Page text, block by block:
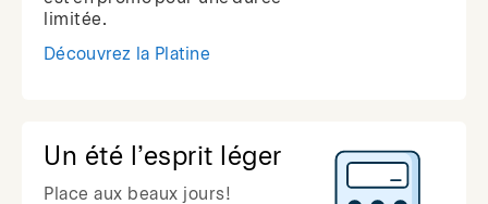
limitée.
Découvrez la Platine
Un été l’esprit léger
Place aux beaux jours!